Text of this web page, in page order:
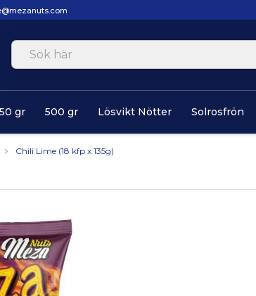
gr 500 gr Lösvikt Nötter Solrosfrön
Chili Lime (18 kfp x 135g)